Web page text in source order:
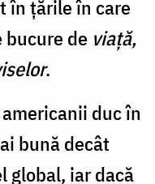
în țările în care
de viaţă,
.
duc în
bună decât
global, iar dacă